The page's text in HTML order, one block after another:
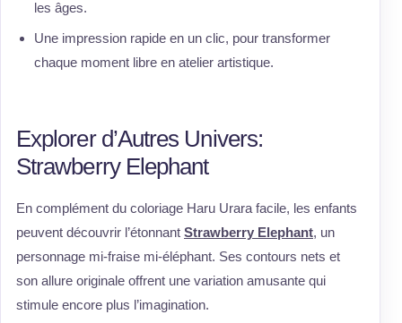
les âges.
Une impression rapide en un clic, pour transformer
chaque moment libre en atelier artistique.
Explorer d’Autres Univers:
Strawberry Elephant
En complément du coloriage Haru Urara facile, les enfants
peuvent découvrir l’étonnant Strawberry Elephant, un
personnage mi-fraise mi-éléphant. Ses contours nets et
son allure originale offrent une variation amusante qui
stimule encore plus l’imagination.